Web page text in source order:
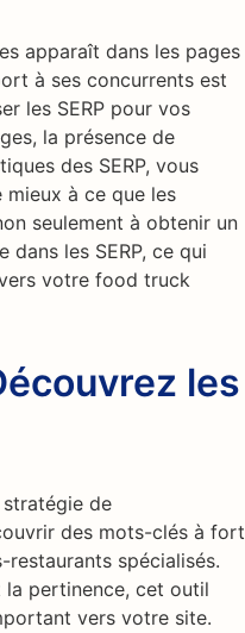
apparaît dans les pages
à ses concurrents est
les SERP pour vos
la présence de
des SERP, vous
à ce que les
seulement à obtenir un
les SERP, ce qui
votre food truck
les
de
des mots-clés à fort
spécialisés.
la pertinence, cet outil
vers votre site.